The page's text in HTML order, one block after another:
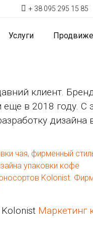
+ 38 095 295 15 85
Услуги
клиент.
в 2018 году. С
дизайна
чая, фирменный
упаковки кофе
Kolonist.
Маркетинг